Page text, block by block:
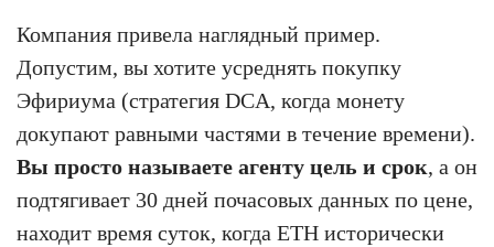
Компания привела наглядный пример.
Допустим, вы хотите усреднять покупку
Эфириума (стратегия DCA, когда монету
докупают равными частями в течение времени).
Вы просто называете агенту цель и срок, а он
подтягивает 30 дней почасовых данных по цене,
находит время суток, когда ETH исторически